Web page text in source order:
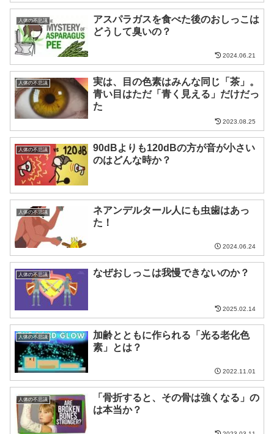
人体の不思議
アスパラガスを食べた後のおしっこは
どうして臭いの？
2024.06.21
人体の不思議
実は、目の色素はみんな同じ「茶」。
青い目はただ「青く見える」だけだっ
た
2023.08.25
人体の不思議
90dBよりも120dBの方が音が小さい
のはどんな時か？
人体の不思議
ネアンデルタール人にも虫歯はあっ
た！
2024.06.24
人体の不思議 なぜおしっこは我慢できないのか？
2025.02.14
人体の不思議
加齢とともに作られる「光る老化色
素」とは？
2022.11.01
人体の不思議
「骨折すると、その骨は強くなる」の
は本当か？